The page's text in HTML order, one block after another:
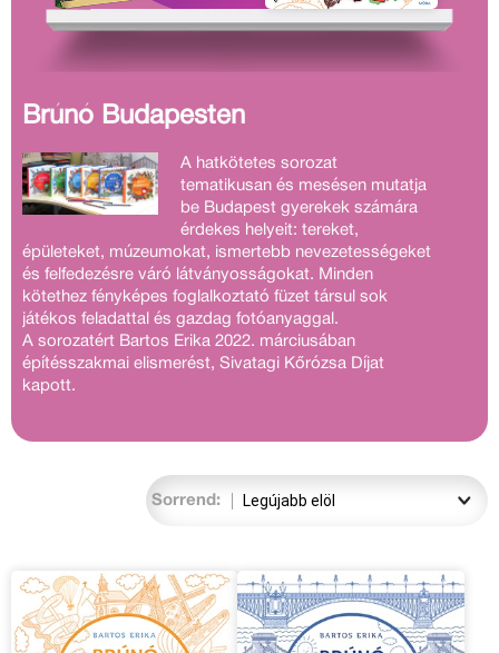
Brúnó Budapesten
A hatkötetes sorozat
tematikusan és mesésen mutatja
be Budapest gyerekek számára
érdekes helyeit: tereket,
épületeket, múzeumokat, ismertebb nevezetességeket
és felfedezésre váró látványosságokat. Minden
kötethez fényképes foglalkoztató füzet társul sok
játékos feladattal és gazdag fotóanyaggal.
A sorozatért Bartos Erika 2022. márciusában
építésszakmai elismerést, Sivatagi Kőrózsa Díjat
kapott.
Sorrend: